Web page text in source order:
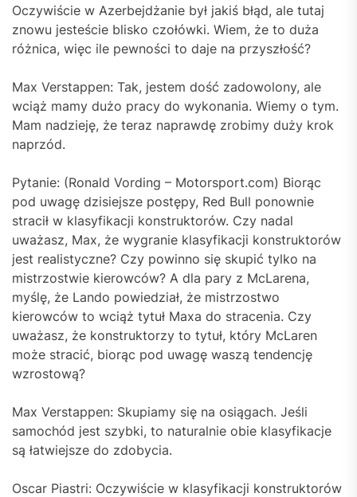
Oczywiście w Azerbejdżanie był jakiś błąd, ale tutaj
znowu jesteście blisko czołówki. Wiem, że to duża
różnica, więc ile pewności to daje na przyszłość?
Max Verstappen: Tak, jestem dość zadowolony, ale
wciąż mamy dużo pracy do wykonania. Wiemy o tym.
Mam nadzieję, że teraz naprawdę zrobimy duży krok
naprzód.
Pytanie: (Ronald Vording – Motorsport.com) Biorąc
pod uwagę dzisiejsze postępy, Red Bull ponownie
stracił w klasyfikacji konstruktorów. Czy nadal
uważasz, Max, że wygranie klasyfikacji konstruktorów
jest realistyczne? Czy powinno się skupić tylko na
mistrzostwie kierowców? A dla pary z McLarena,
myślę, że Lando powiedział, że mistrzostwo
kierowców to wciąż tytuł Maxa do stracenia. Czy
uważasz, że konstruktorzy to tytuł, który McLaren
może stracić, biorąc pod uwagę waszą tendencję
wzrostową?
Max Verstappen: Skupiamy się na osiągach. Jeśli
samochód jest szybki, to naturalnie obie klasyfikacje
są łatwiejsze do zdobycia.
Oscar Piastri: Oczywiście w klasyfikacji konstruktorów